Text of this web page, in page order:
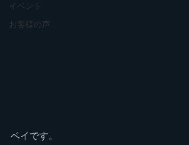
イベント
お客様の声
ベイです。